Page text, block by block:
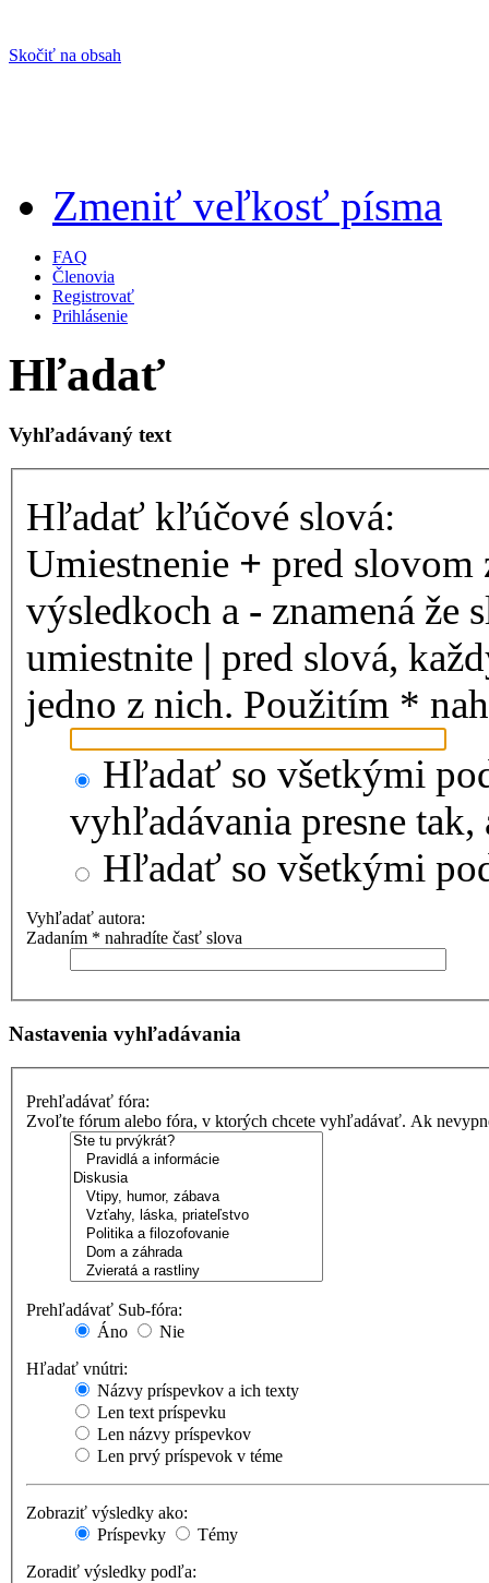
Skočiť na obsah
Zmeniť veľkosť písma
FAQ
Členovia
Registrovať
Prihlásenie
Hľadať
Vyhľadávaný text
Hľadať kľúčové slová:
Umiestnenie + pred slovom
výsledkoch a - znamená že
umiestnite | pred slová,
jedno z nich. Použitím *
Hľadať so všetkými
vyhľadávania presne tak,
Hľadať so všetkými
Vyhľadať autora:
Zadaním * nahradíte časť slova
Nastavenia vyhľadávania
Prehľadávať fóra:
Zvoľte fórum alebo fóra, v ktorých chcete vyhľadávať. Ak
Prehľadávať Sub-fóra:
Áno
Nie
Hľadať vnútri:
Názvy príspevkov a ich texty
Len text príspevku
Len názvy príspevkov
Len prvý príspevok v téme
Zobraziť výsledky ako:
Príspevky
Témy
Zoradiť výsledky podľa: